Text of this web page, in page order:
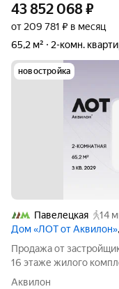
43 852 068₽
от 209 781 ₽ в месяц
65,2 м²
2-комн.
новостройка
Павелецкая
14
Дом «ЛОТ от Аквилон»
Продажа от
16 этаже жилого
2029 г. О ПРОЕКТЕ: Дом
Аквилон